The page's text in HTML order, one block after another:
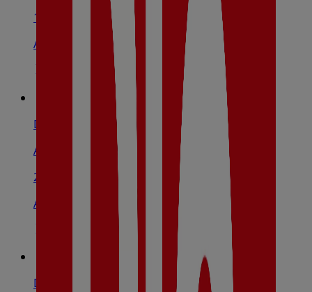
1.5 km
Abierto
Dia
Avenida De Francia, S/N, Toledo
2.6 km
Abierto
Dia